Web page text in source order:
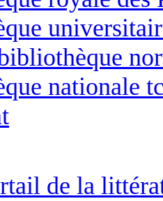
nationale
de la